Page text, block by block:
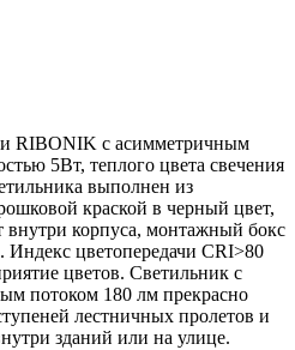
RIBONIK с асимметричным
5Вт, теплого цвета свечения
выполнен из
краской в черный цвет,
внутри корпуса, монтажный бокс
Индекс цветопередачи CRI>80
цветов. Светильник с
потоком 180 лм прекрасно
лестничных пролетов и
зданий или на улице.